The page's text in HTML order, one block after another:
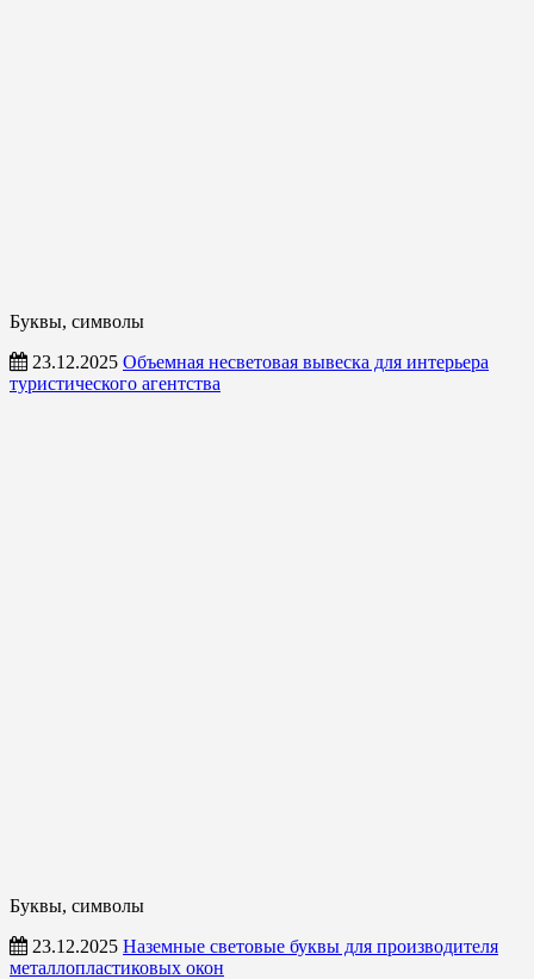
Буквы, символы
23.12.2025 Объемная несветовая вывеска для интерьера
туристического агентства
Буквы, символы
23.12.2025 Наземные световые буквы для производителя
металлопластиковых окон